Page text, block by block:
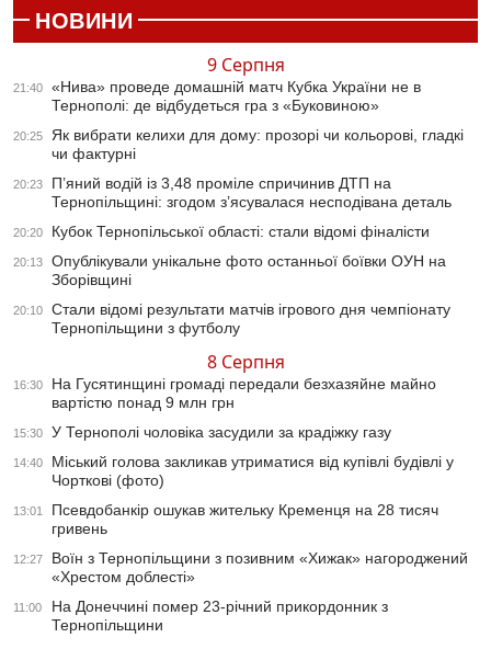
НОВИНИ
9 Серпня
21:40
«Нива» проведе домашній матч Кубка України не в
Тернополі: де відбудеться гра з «Буковиною»
20:25
Як вибрати келихи для дому: прозорі чи кольорові, гладкі
чи фактурні
20:23
П’яний водій із 3,48 проміле спричинив ДТП на
Тернопільщині: згодом з’ясувалася несподівана деталь
20:20 Кубок Тернопільської області: стали відомі фіналісти
20:13
Опублікували унікальне фото останньої боївки ОУН на
Зборівщині
20:10
Стали відомі результати матчів ігрового дня чемпіонату
Тернопільщини з футболу
8 Серпня
16:30
На Гусятинщині громаді передали безхазяйне майно
вартістю понад 9 млн грн
15:30 У Тернополі чоловіка засудили за крадіжку газу
14:40
Міський голова закликав утриматися від купівлі будівлі у
Чорткові (фото)
13:01
Псевдобанкір ошукав жительку Кременця на 28 тисяч
гривень
12:27
Воїн з Тернопільщини з позивним «Хижак» нагороджений
«Хрестом доблесті»
11:00
На Донеччині помер 23-річний прикордонник з
Тернопільщини